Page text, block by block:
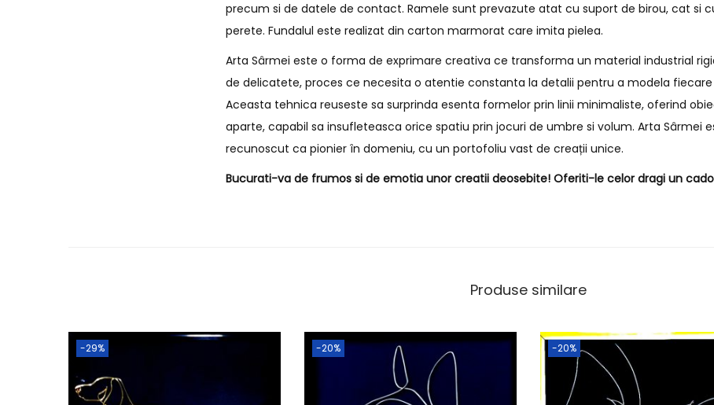
precum si de datele de contact. Ramele sunt prevazute atat cu suport de birou, cat si
perete. Fundalul este realizat din carton marmorat care imita pielea.
Arta Sârmei este o forma de exprimare creativa ce transforma un material industrial
de delicatete, proces ce necesita o atentie constanta la detalii pentru a modela fiecare
Aceasta tehnica reuseste sa surprinda esenta formelor prin linii minimaliste, oferind
aparte, capabil sa insufleteasca orice spatiu prin jocuri de umbre si volum. Arta Sârmei
recunoscut ca pionier în domeniu, cu un portofoliu vast de creații unice.
Bucurati-va de frumos si de emotia unor creatii deosebite! Oferiti-le celor dragi un
Produse similare
-29% -20% -20%